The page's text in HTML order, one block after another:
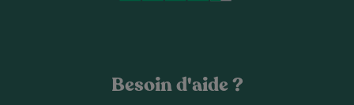
Besoin d'aide ?